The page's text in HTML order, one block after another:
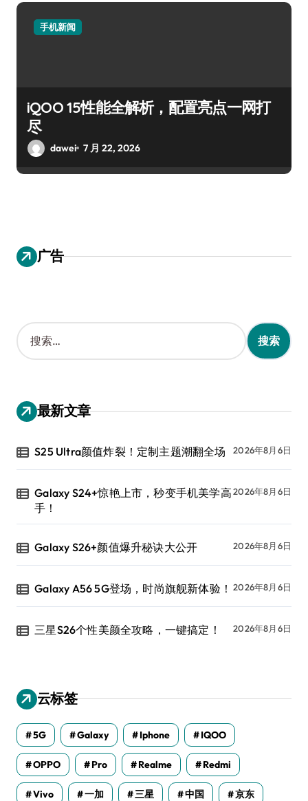
手机新闻
iQOO 15性能全解析，配置亮点一网打
尽
dawei 7 月 22, 2026
广告
搜
索
：
最新文章
S25 Ultra颜值炸裂！定制主题潮翻全场 2026年8月6日
Galaxy S24+惊艳上市，秒变手机美学高
手！
2026年8月6日
Galaxy S26+颜值爆升秘诀大公开 2026年8月6日
Galaxy A56 5G登场，时尚旗舰新体验！ 2026年8月6日
三星S26个性美颜全攻略，一键搞定！ 2026年8月6日
云标签
5G Galaxy Iphone IQOO
OPPO Pro Realme Redmi
Vivo 一加 三星 中国 京东